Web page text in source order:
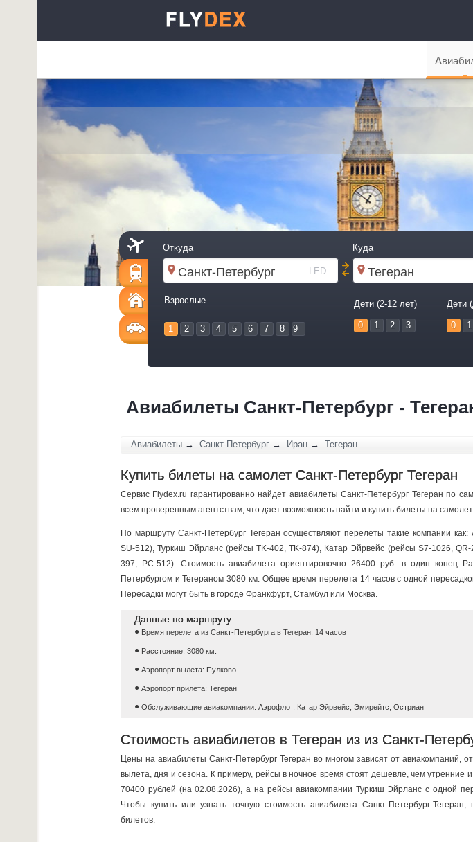
Откуда Куда
LED
Взрослые
1 2 3 4 5 6 7 8 9
Дети (2-12 лет) Дети
0 1 2 3 0 1
Авиабилеты Санкт-Петербург -
Авиабилеты → Санкт-Петербург → Иран → Тегеран
Купить билеты на самолет Санкт-Петербург Тегеран
Сервис Flydex.ru гарантированно найдет авиабилеты Санкт-Петербург Тегеран по
всем проверенным агентствам, что дает возможность найти и купить билеты на
По маршруту Санкт-Петербург Тегеран осуществляют перелеты такие компании
SU-512), Туркиш Эйрланс (рейсы TK-402, TK-874), Катар Эйрвейс (рейсы S7-1026,
397, PC-512). Стоимость авиабилета ориентировочно 26400 руб. в один конец
Петербургом и Тегераном 3080 км. Общее время перелета 14 часов c одной
Пересадки могут быть в городе Франкфурт, Стамбул или Москва.
Данные по маршруту
Время перелета из Санкт-Петербурга в Тегеран: 14 часов
Расстояние: 3080 км.
Аэропорт вылета: Пулково
Аэропорт прилета: Тегеран
Обслуживающие авиакомпании: Аэрофлот, Катар Эйрвейс, Эмирейтс, Остриан
Стоимость авиабилетов в Тегеран из из Санкт-
Цены на авиабилеты Санкт-Петербург Тегеран во многом зависят от авиакомпаний,
вылета, дня и сезона. К примеру, рейсы в ночное время стоят дешевле, чем
70400 рублей (на 02.08.2026), a на рейсы авиакомпании Туркиш Эйрланс с одной
Чтобы купить или узнать точную стоимость авиабилета Санкт-Петербург-
билетов.